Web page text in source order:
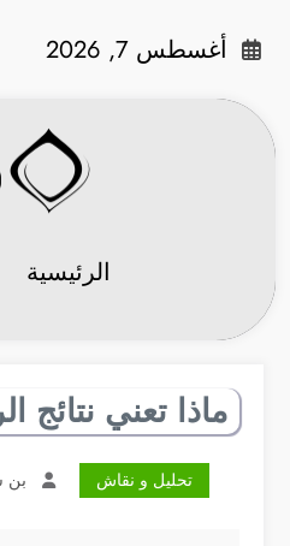
أغسطس 7, 2026
الرئيسية
ماذا تعني نتائج
تحليل و نقاش بن